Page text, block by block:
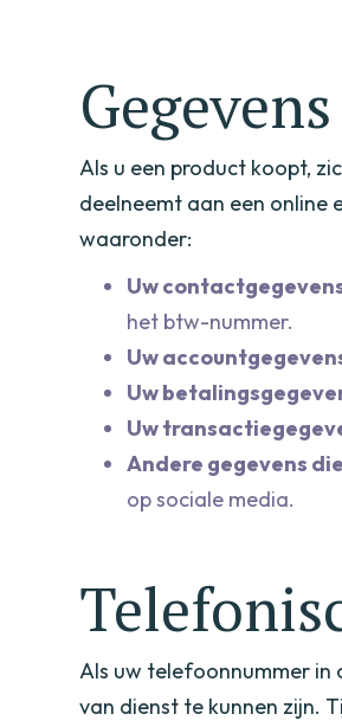
Als u een product koopt,
deelneemt aan een online
waaronder:
Uw
het btw-nummer.
Uw
Uw
Uw
Andere gegevens
op sociale media.
Als uw telefoonnummer in
van dienst te kunnen zijn.